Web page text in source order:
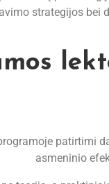
strategijos bei
patirtimi
asmeninio